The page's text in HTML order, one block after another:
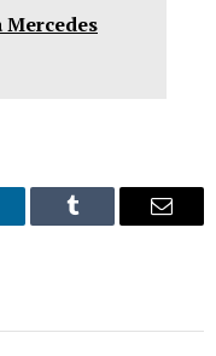
Tumblr Email